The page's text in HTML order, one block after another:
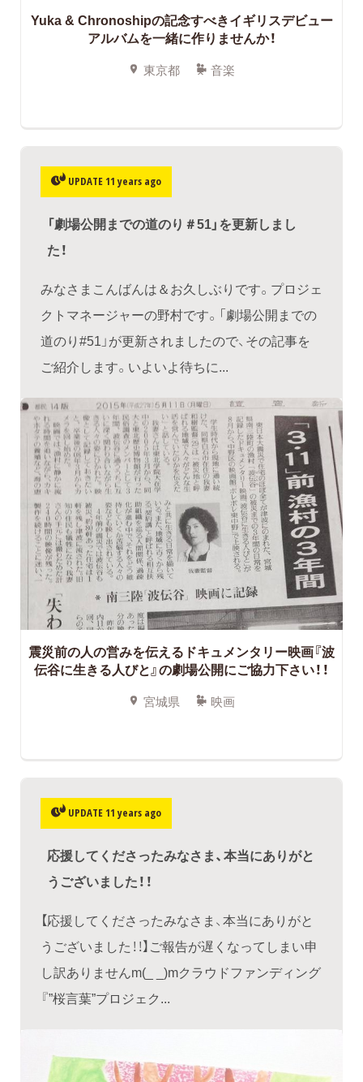
Yuka & Chronoshipの記念すべきイギリスデビュー
アルバムを一緒に作りませんか！
東京都 音楽
UPDATE 11 years ago
「劇場公開までの道のり＃51」を更新しまし
た！
みなさまこんばんは＆お久しぶりです。プロジェ
クトマネージャーの野村です。「劇場公開までの
道のり#51」が更新されましたので、その記事を
ご紹介します。いよいよ待ちに...
震災前の人の営みを伝えるドキュメンタリー映画『波
伝谷に生きる人びと』の劇場公開にご協力下さい！！
宮城県 映画
UPDATE 11 years ago
応援してくださったみなさま、本当にありがと
うございました！！
【応援してくださったみなさま、本当にありがと
うございました！！】ご報告が遅くなってしまい申
し訳ありませんm(_ _)mクラウドファンディング
『”桜言葉”プロジェク...